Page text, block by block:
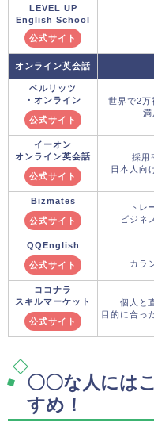
LEVEL UP
English School
公式サイト
オンライン英会話
ベルリッツ
・オンライン
公式サイト
世界で2万
満
イーオン
オンライン英会話
公式サイト
採用
日本人向
Bizmates
公式サイト
トレ
ビジネ
QQEnglish
公式サイト
カラ
ココナラ
スキルマーケット
公式サイト
個人と
目的に合っ
〇〇な人には
すめ！